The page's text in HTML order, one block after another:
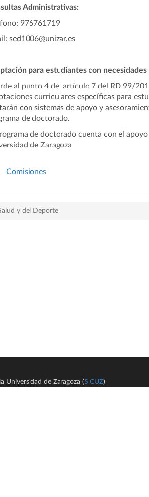
Administrativas:
976761719
sed1006@unizar.es
para estudiantes con
al punto 4 del artículo 7 del RD 99/
curriculares específicas para
con sistemas de apoyo y
de doctorado.
de doctorado cuenta con el
de Zaragoza
Comisiones
y del Deporte
Universidad de Zaragoza (SICUZ)